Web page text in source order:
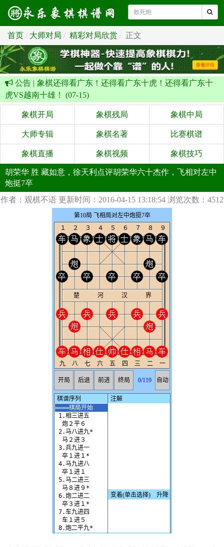
首页 大师对局 精彩对局欣赏 正文
公告 | 象棋还得看广东！还得看广东十虎！还得看广东十
虎VS越南十雄！ (07-15)
象棋开局 象棋残局 象棋中局
大师专辑 象棋名著 比赛棋谱
象棋直播 象棋视频 象棋技巧
胡荣华 胜 藏如意，徐天利点评胡荣华六十杰作，飞相对左中
炮挺7卒
作者：观棋不语 更新时间：2016-04-15 13:18:54 浏览次数：4512